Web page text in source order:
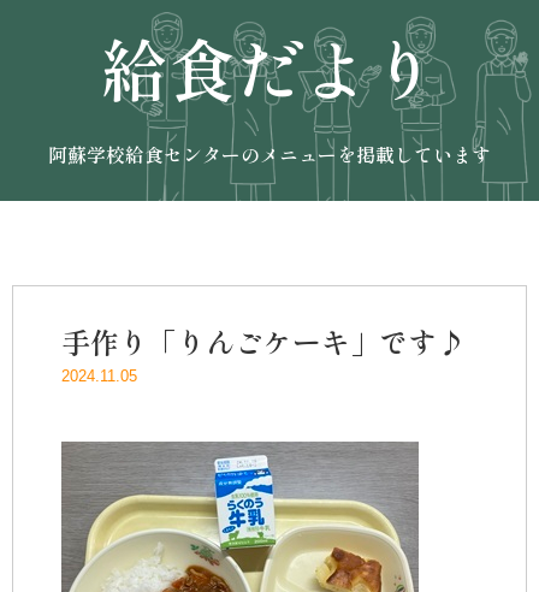
給食だより
阿蘇学校給食センターのメニューを掲載しています
手作り「りんごケーキ」です♪
2024.11.05